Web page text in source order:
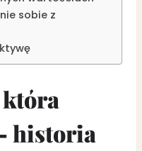
sobie z
historia